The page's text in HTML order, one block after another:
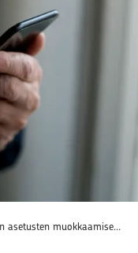
6 vinkkiä puhelimen asetusten muokkaamiseen